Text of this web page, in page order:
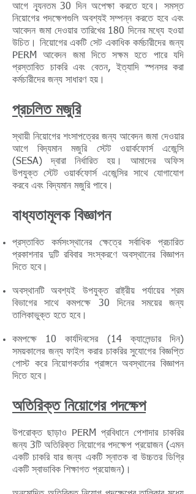
আগে ন্যূনতম 30 দিন অপেক্ষা করতে হবে। সমস্ত
নিয়োগের পদক্ষেপগুলি অবশ্যই সম্পন্ন করতে হবে এবং
আবেদন জমা দেওয়ার তারিখের 180 দিনের মধ্যে হওয়া
উচিত। নিয়োগের একটি সেট একাধিক কর্মচারীদের জন্য
PERM আবেদন জমা দিতে সক্ষম হতে পারে যদি
প্রস্তাবিত চাকরি এবং বেতন, ইত্যাদি স্পনসর করা
কর্মচারীদের জন্য সাধারণ হয়।
প্রচলিত মজুরি
স্থায়ী নিয়োগের শংসাপত্রের জন্য আবেদন জমা দেওয়ার
আগে বিদ্যমান মজুরি স্টেট ওয়ার্কফোর্স এজেন্সি
(SESA) দ্বারা নির্ধারিত হয়। আমাদের অফিস
উপযুক্ত স্টেট ওয়ার্কফোর্স এজেন্সির সাথে যোগাযোগ
করবে এবং বিদ্যমান মজুরি পাবে।
বাধ্যতামূলক বিজ্ঞাপন
প্রস্তাবিত কর্মসংস্থানের ক্ষেত্রে সর্বাধিক প্রচারিত
প্রকাশনার দুটি রবিবার সংস্করণে অবস্থানের বিজ্ঞাপন
দিতে হবে।
অবস্থানটি অবশ্যই উপযুক্ত রাষ্ট্রীয় পর্যায়ের শ্রম
বিভাগের সাথে কমপক্ষে 30 দিনের সময়ের জন্য
তালিকাভুক্ত হতে হবে।
কমপক্ষে 10 কার্যদিবসের (14 ক্যালেন্ডার দিন)
সময়কালের জন্য ফাইল করার চাকরির সুযোগের বিজ্ঞপ্তি
পোস্ট করে নিয়োগকর্তার প্রাঙ্গনে অবস্থানের বিজ্ঞাপন
দিতে হবে।
অতিরিক্ত নিয়োগের পদক্ষেপ
উপরোক্ত ছাড়াও PERM প্রবিধানে পেশাদার চাকরির
জন্য 3টি অতিরিক্ত নিয়োগের পদক্ষেপ প্রয়োজন (এমন
একটি চাকরি যার জন্য একটি স্নাতক বা উচ্চতর ডিগ্রি
একটি স্বাভাবিক শিক্ষাগত প্রয়োজন)।